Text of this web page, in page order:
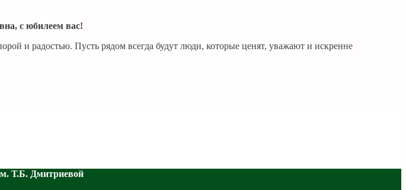
с юбилеем вас!
и радостью. Пусть рядом всегда будут люди, которые ценят, уважают и искренне
Т.Б. Дмитриевой